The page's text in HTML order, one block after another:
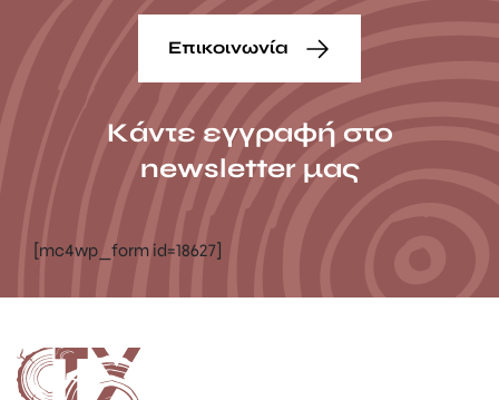
Επικοινωνία
Κάντε εγγραφή στο
newsletter μας
[mc4wp_form id=18627]